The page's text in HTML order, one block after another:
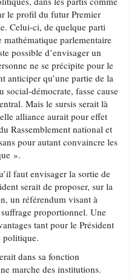
le profil du futur Premier
Celui-ci, de quelque parti
mathématique parlementaire
possible d’envisager un
ne se précipite pour le
anticiper qu’une partie de la
social-démocrate, fasse cause
Mais le sursis serait là
alliance aurait pour effet
Rassemblement national et
pour autant convaincre les
».
faut envisager la sortie de
serait de proposer, sur la
un référendum visant à
proportionnel. Une
tant pour le Président
politique.
dans sa fonction
marche des institutions.